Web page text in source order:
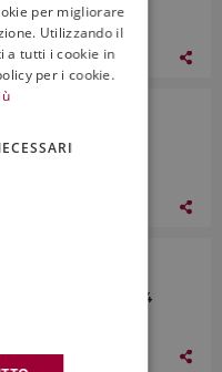
di Bolgheri 2022
Frizzante 2024
ENGLISH
per migliorare
Utilizzando il
a tutti i cookie in
per i cookie.